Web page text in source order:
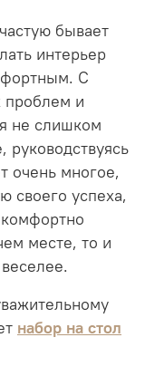
бывает
интерьер
С
проблем и
не слишком
очень многое,
своего успеха,
месте, то и
набор на стол